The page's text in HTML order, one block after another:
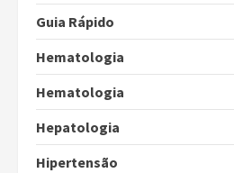
Guia Rápido
Hematologia
Hematologia
Hepatologia
Hipertensão